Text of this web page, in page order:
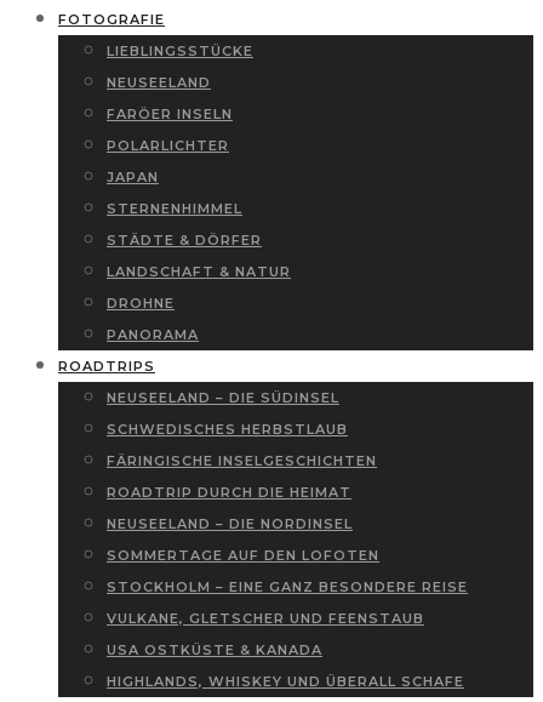
FOTOGRAFIE
LIEBLINGSSTÜCKE
NEUSEELAND
FARÖER INSELN
POLARLICHTER
JAPAN
STERNENHIMMEL
STÄDTE & DÖRFER
LANDSCHAFT & NATUR
DROHNE
PANORAMA
ROADTRIPS
NEUSEELAND – DIE SÜDINSEL
SCHWEDISCHES HERBSTLAUB
FÄRINGISCHE INSELGESCHICHTEN
ROADTRIP DURCH DIE HEIMAT
NEUSEELAND – DIE NORDINSEL
SOMMERTAGE AUF DEN LOFOTEN
STOCKHOLM – EINE GANZ BESONDERE REISE
VULKANE, GLETSCHER UND FEENSTAUB
USA OSTKÜSTE & KANADA
HIGHLANDS, WHISKEY UND ÜBERALL SCHAFE